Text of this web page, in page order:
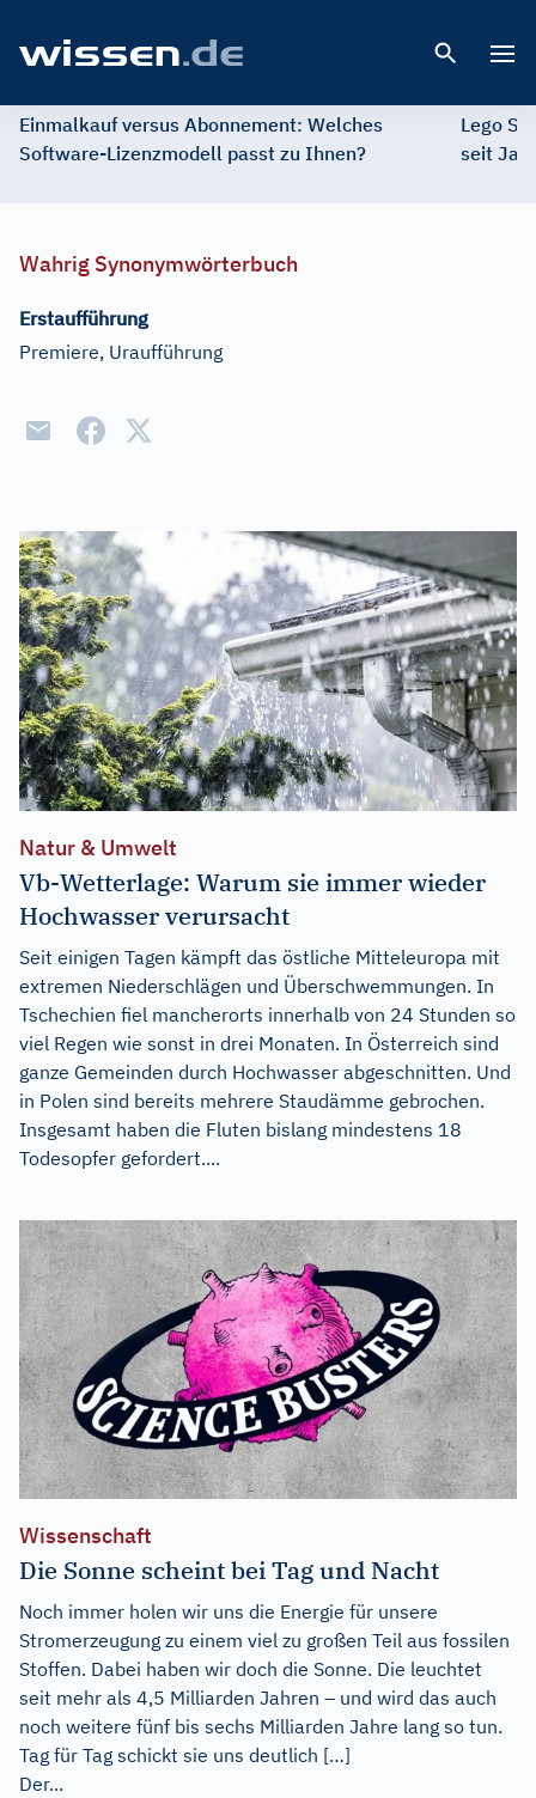
Einmalkauf versus Abonnement: Welches
Software-Lizenzmodell passt zu Ihnen?
Lego
seit
Wahrig Synonymwörterbuch
Erstaufführung
Premiere, Uraufführung
Natur & Umwelt
Vb-Wetterlage: Warum sie immer wieder
Hochwasser verursacht
Seit einigen Tagen kämpft das östliche Mitteleuropa mit
extremen Niederschlägen und Überschwemmungen. In
Tschechien fiel mancherorts innerhalb von 24 Stunden so
viel Regen wie sonst in drei Monaten. In Österreich sind
ganze Gemeinden durch Hochwasser abgeschnitten. Und
in Polen sind bereits mehrere Staudämme gebrochen.
Insgesamt haben die Fluten bislang mindestens 18
Todesopfer gefordert....
Wissenschaft
Die Sonne scheint bei Tag und Nacht
Noch immer holen wir uns die Energie für unsere
Stromerzeugung zu einem viel zu großen Teil aus fossilen
Stoffen. Dabei haben wir doch die Sonne. Die leuchtet
seit mehr als 4,5 Milliarden Jahren – und wird das auch
noch weitere fünf bis sechs Milliarden Jahre lang so tun.
Tag für Tag schickt sie uns deutlich […]
Der...